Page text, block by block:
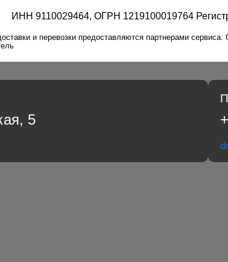
ИНН 9110029464, ОГРН 1219100019764
и перевозки предоставляются партнерами
5